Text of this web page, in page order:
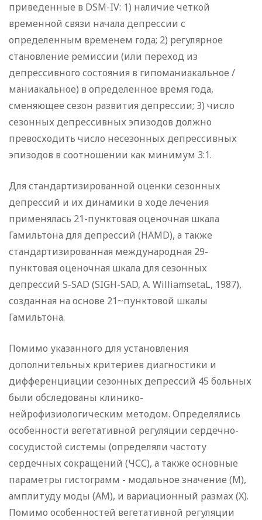
приведенные в DSM-IV: 1) наличие четкой
временной связи начала депрессии с
определенным временем года; 2) регулярное
становление ремиссии (или переход из
депрессивного состояния в гипоманиакальное /
маниакальное) в определенное время года,
сменяющее сезон развития депрессии; 3) число
сезонных депрессивных эпизодов должно
превосходить число несезонных депрессивных
эпизодов в соотношении как минимум 3:1.
Для стандартизированной оценки сезонных
депрессий и их динамики в ходе лечения
применялась 21-пунктовая оценочная шкала
Гамильтона для депрессий (HAMD), а также
стандартизированная международная 29-
пунктовая оценочная шкала для сезонных
депрессий S-SAD (SIGH-SAD, A. WilliamsetaL, 1987),
созданная на основе 21~пунктовой шкалы
Гамильтона.
Помимо указанного для установления
дополнительных критериев диагностики и
дифференциации сезонных депрессий 45 больных
были обследованы клинико-
нейрофизиологическим методом. Определялись
особенности вегетативной регуляции сердечно-
сосудистой системы (определяли частоту
сердечных сокращений (ЧСС), а также основные
параметры гистограмм - модальное значение (М),
амплитуду моды (AM), и вариационный размах (X).
Помимо особенностей вегетативной регуляции